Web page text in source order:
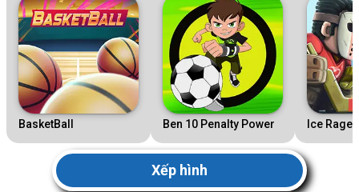
BasketBall Ben 10 Penalty Power Ice Rage
Xếp hình